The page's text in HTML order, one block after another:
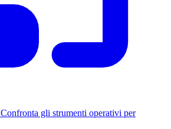
Confronta gli strumenti operativi per